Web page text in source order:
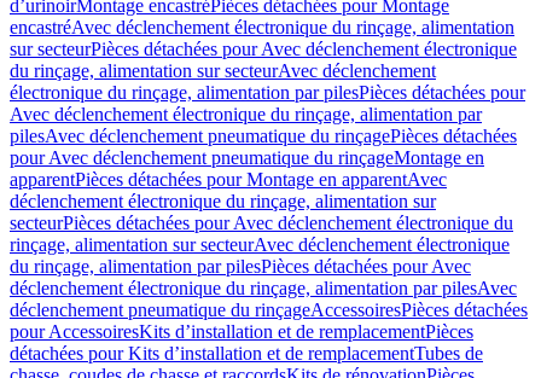
dʼurinoirMontage encastréPièces détachées pour Montage
encastréAvec déclenchement électronique du rinçage, alimentation
sur secteurPièces détachées pour Avec déclenchement électronique
du rinçage, alimentation sur secteurAvec déclenchement
électronique du rinçage, alimentation par pilesPièces détachées pour
Avec déclenchement électronique du rinçage, alimentation par
pilesAvec déclenchement pneumatique du rinçagePièces détachées
pour Avec déclenchement pneumatique du rinçageMontage en
apparentPièces détachées pour Montage en apparentAvec
déclenchement électronique du rinçage, alimentation sur
secteurPièces détachées pour Avec déclenchement électronique du
rinçage, alimentation sur secteurAvec déclenchement électronique
du rinçage, alimentation par pilesPièces détachées pour Avec
déclenchement électronique du rinçage, alimentation par pilesAvec
déclenchement pneumatique du rinçageAccessoiresPièces détachées
pour AccessoiresKits d’installation et de remplacementPièces
détachées pour Kits d’installation et de remplacementTubes de